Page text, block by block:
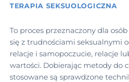
TERAPIA SEKSUOLOGICZNA
To proces przeznaczony dla
się z trudnościami seksualnymi
relacje i samopoczucie, relacje
wartości. Dobierając metody do
stosowane są sprawdzone